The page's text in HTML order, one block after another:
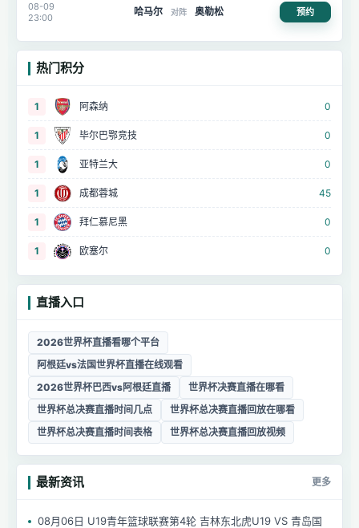
08-09
23:00
哈马尔 对阵 奥勒松 预约
热门积分
1 阿森纳 0
1 毕尔巴鄂竞技 0
1 亚特兰大 0
1 成都蓉城 45
1 拜仁慕尼黑 0
1 欧塞尔 0
直播入口
2026世界杯直播看哪个平台
阿根廷vs法国世界杯直播在线观看
2026世界杯巴西vs阿根廷直播
世界杯决赛直播在哪看
世界杯总决赛直播时间几点
世界杯总决赛直播回放在哪看
世界杯总决赛直播时间表格
世界杯总决赛直播回放视频
最新资讯 更多
08月06日 U19青年篮球联赛第4轮 吉林东北虎U19 VS 青岛国